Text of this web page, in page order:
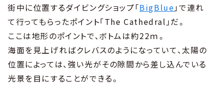
街中に位置するダイビングショップ「BigBlue」で連れ
て行ってもらったポイント「The Cathedral」だ。
ここは地形のポイントで、ボトムは約22ｍ。
海面を見上げればクレバスのようになっていて、太陽の
位置によっては、強い光がその隙間から差し込んでいる
光景を目にすることができる。